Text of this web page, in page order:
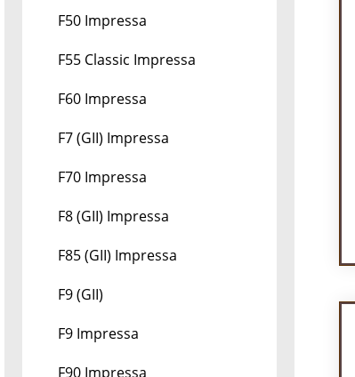
F50 Impressa
F55 Classic Impressa
F60 Impressa
F7 (GII) Impressa
F70 Impressa
F8 (GII) Impressa
F85 (GII) Impressa
F9 (GII)
F9 Impressa
F90 Impressa